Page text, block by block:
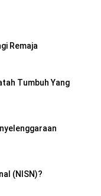
Remaja
Tumbuh Yang
(NISN)?